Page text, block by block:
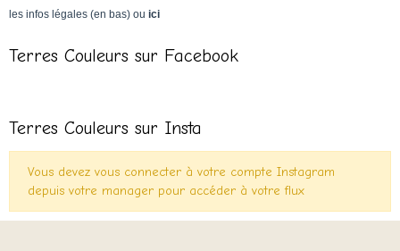
les infos légales (en bas) ou ici
Terres Couleurs sur Facebook
Terres Couleurs sur Insta
Vous devez vous connecter à votre compte Instagram
depuis votre manager pour accéder à votre flux